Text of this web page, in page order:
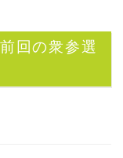
回の衆参選